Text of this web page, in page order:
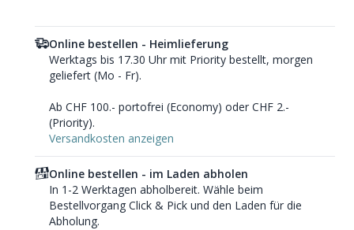
Online bestellen - Heimlieferung
Werktags bis 17.30 Uhr mit Priority bestellt, morgen
geliefert (Mo - Fr).
Ab CHF 100.- portofrei (Economy) oder CHF 2.-
(Priority).
Versandkosten anzeigen
Online bestellen - im Laden abholen
In 1-2 Werktagen abholbereit. Wähle beim
Bestellvorgang Click & Pick und den Laden für die
Abholung.